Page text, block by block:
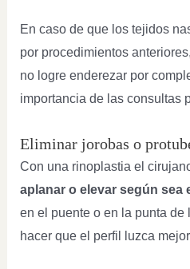
En caso de que los tejidos
por procedimientos
no logre enderezar por
importancia de las consultas
Eliminar jorobas o
Con una rinoplastia el
aplanar o elevar según sea
en el puente o en la punta de
hacer que el perfil luzca